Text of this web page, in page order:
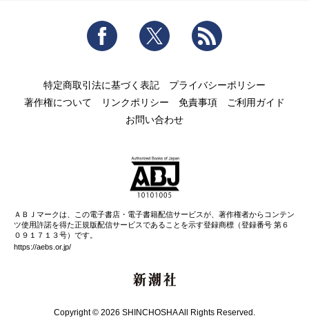
Facebook Twitter
特定商取引法に基づく表記
プライバシーポリシー
著作権について
リンクポリシー 免責事項
ご利用ガイド
お問い合わせ
ＡＢＪマークは、この電子書店・電子書籍配信サービスが、著作権者からコンテン
ツ使用許諾を得た正規版配信サービスであることを示す登録商標（登録番号 第６
０９１７１３号）です。
https://aebs.or.jp/
Copyright © 2026 SHINCHOSHA All Rights Reserved.